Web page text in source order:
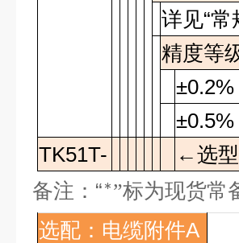
详见“
精度等
±0.2%
±0.5%
TK51T-
←选
备注： “*”标为现货常
选配：电缆附件A